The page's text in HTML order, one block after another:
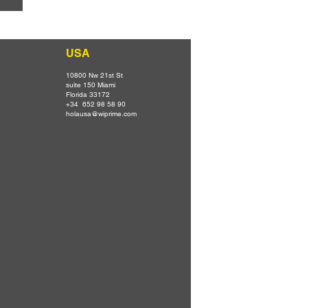
USA
10800 Nw 21st St
suite 150 Miami
Florida 33172
+34 652 98 58 90
holausa@wiprime.com